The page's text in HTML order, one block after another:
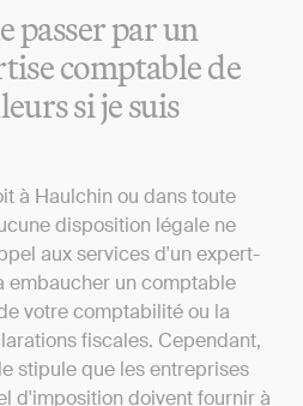
passer par un
comptable de
si je suis
à Haulchin ou dans toute
disposition légale ne
aux services d'un expert-
embaucher un comptable
votre comptabilité ou la
fiscales. Cependant,
stipule que les entreprises
d'imposition doivent fournir à